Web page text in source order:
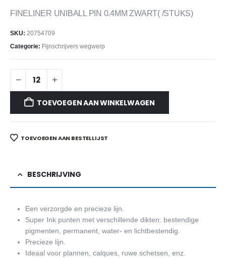
FINELINER UNIBALL PIN 0.4MM ZWART( /STUKS)
SKU: 20754709
Categorie: Fijnschrijvers wegwerp
TOEVOEGEN AAN WINKELWAGEN
TOEVOEGEN AAN BESTELLIJST
BESCHRIJVING
Een verzorgde en precieze lijn.
Super Ink punten met verschillende dikten: bestendige
pigmenten, permanent, water- en lichtbestendig.
Precieze lijn.
Ideaal voor plannen, calques, ruwe schetsen, enz.